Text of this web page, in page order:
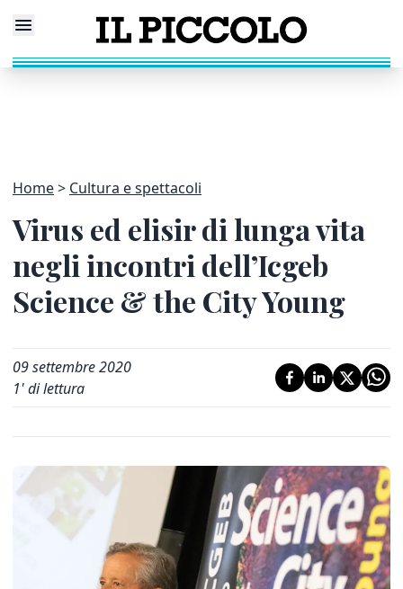
Home Cultura e spettacoli
Virus ed elisir di lunga vita
negli incontri dell’Icgeb
Science & the City Young
09 settembre 2020
1' di lettura